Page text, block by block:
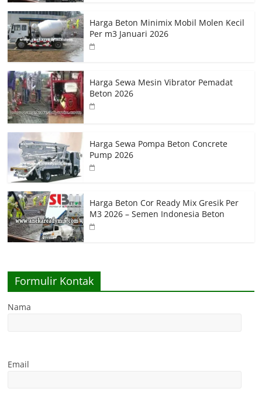
Harga Beton Minimix Mobil Molen Kecil
Per m3 Januari 2026
Harga Sewa Mesin Vibrator Pemadat
Beton 2026
Harga Sewa Pompa Beton Concrete
Pump 2026
Harga Beton Cor Ready Mix Gresik Per
M3 2026 – Semen Indonesia Beton
Formulir Kontak
Nama
Email